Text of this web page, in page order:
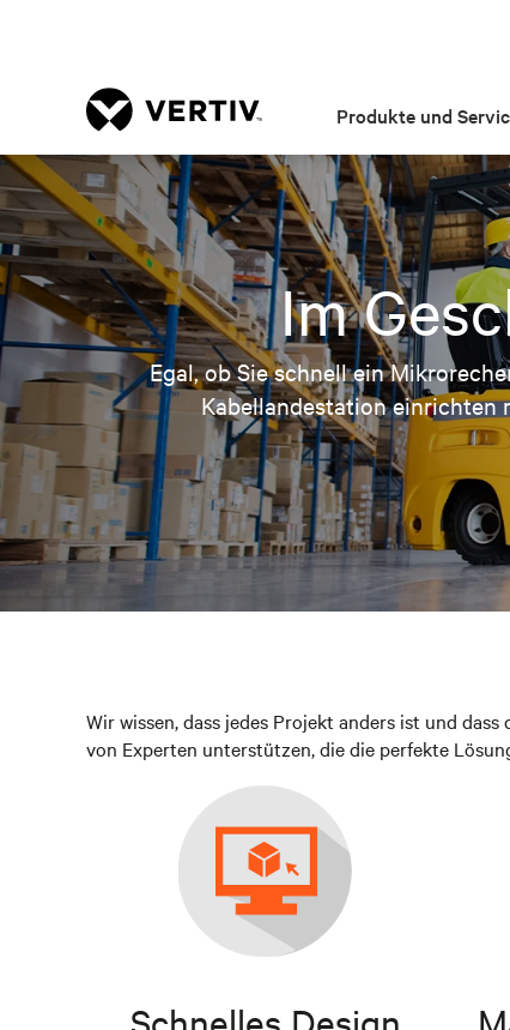
Produkte und
Im
Egal, ob Sie schnell ein
Kabellandestation einrichten
Wir wissen, dass jedes Projekt anders ist und
von Experten unterstützen, die die perfekte